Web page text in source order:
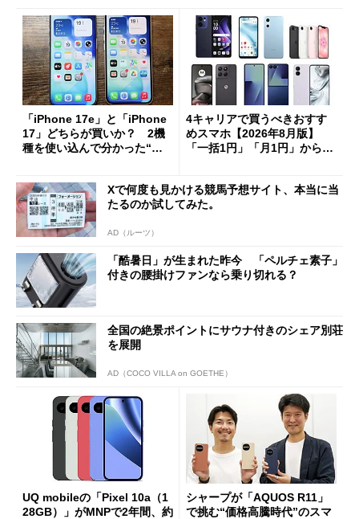
「iPhone 17e」と「iPhone
17」どちらが買いか？ 2機
種を使い込んで分かった“ス
4キャリアで買うべきおすす
めスマホ【2026年8月版】
「一括1円」「月1円」からお
Xで何度も見かける競馬予想サイト、本当に当
たるのか試してみた。
AD（ルーツ）
「酷暑日」が生まれた昨今 「ペルチェ素子」
付きの腰掛けファンなら乗り切れる？
全国の絶景ポイントにサウナ付きのシェア別荘
を展開
AD（COCO VILLA on GOETHE）
UQ mobileの「Pixel 10a（1
28GB）」がMNPで2年間、約
シャープが「AQUOS R11」
で挑む“価格高騰時代”のスマ